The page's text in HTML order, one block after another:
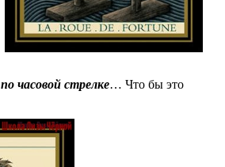
по часовой стрелке… Что бы это